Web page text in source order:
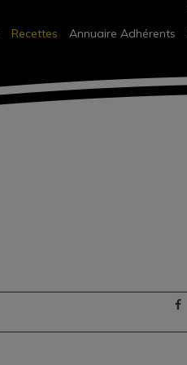
Recettes Annuaire Adhérents